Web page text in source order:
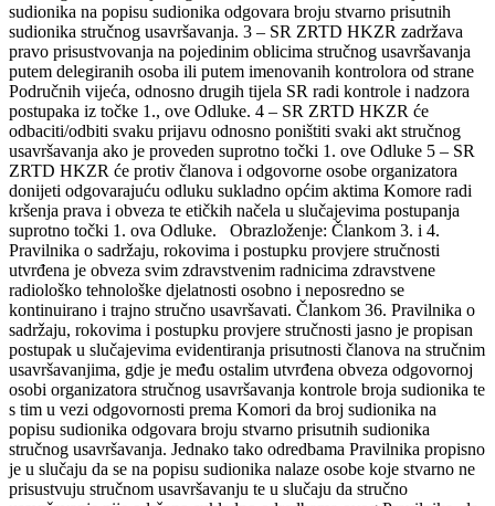
sudionika na popisu sudionika odgovara broju stvarno prisutnih
sudionika stručnog usavršavanja. 3 – SR ZRTD HKZR zadržava
pravo prisustvovanja na pojedinim oblicima stručnog usavršavanja
putem delegiranih osoba ili putem imenovanih kontrolora od strane
Područnih vijeća, odnosno drugih tijela SR radi kontrole i nadzora
postupaka iz točke 1., ove Odluke. 4 – SR ZRTD HKZR će
odbaciti/odbiti svaku prijavu odnosno poništiti svaki akt stručnog
usavršavanja ako je proveden suprotno točki 1. ove Odluke 5 – SR
ZRTD HKZR će protiv članova i odgovorne osobe organizatora
donijeti odgovarajuću odluku sukladno općim aktima Komore radi
kršenja prava i obveza te etičkih načela u slučajevima postupanja
suprotno točki 1. ova Odluke. Obrazloženje: Člankom 3. i 4.
Pravilnika o sadržaju, rokovima i postupku provjere stručnosti
utvrđena je obveza svim zdravstvenim radnicima zdravstvene
radiološko tehnološke djelatnosti osobno i neposredno se
kontinuirano i trajno stručno usavršavati. Člankom 36. Pravilnika o
sadržaju, rokovima i postupku provjere stručnosti jasno je propisan
postupak u slučajevima evidentiranja prisutnosti članova na stručnim
usavršavanjima, gdje je među ostalim utvrđena obveza odgovornoj
osobi organizatora stručnog usavršavanja kontrole broja sudionika te
s tim u vezi odgovornosti prema Komori da broj sudionika na
popisu sudionika odgovara broju stvarno prisutnih sudionika
stručnog usavršavanja. Jednako tako odredbama Pravilnika propisno
je u slučaju da se na popisu sudionika nalaze osobe koje stvarno ne
prisustvuju stručnom usavršavanju te u slučaju da stručno